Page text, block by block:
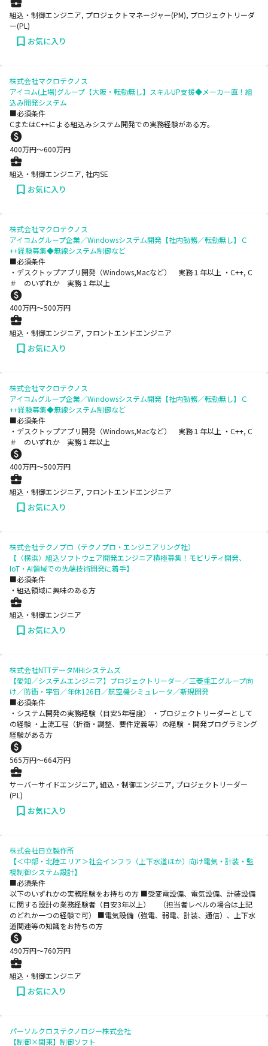
組込・制御エンジニア, プロジェクトマネージャー(PM), プロジェクトリーダ
ー(PL)
お気に入り
株式会社マクロテクノス
アイコム(上場)グループ【大阪・転勤無し】スキルUP支援◆メーカー直！組
込み開発システム
■必須条件
CまたはC++による組込みシステム開発での実務経験がある方。
400万円〜600万円
組込・制御エンジニア, 社内SE
お気に入り
株式会社マクロテクノス
アイコムグループ企業／Windowsシステム開発【社内勤務／転勤無し】Ｃ
++経験募集◆無線システム制御など
■必須条件
・デスクトップアプリ開発（Windows,Macなど） 実務１年以上 ・C++, C
＃ のいずれか 実務１年以上
400万円〜500万円
組込・制御エンジニア, フロントエンドエンジニア
お気に入り
株式会社マクロテクノス
アイコムグループ企業／Windowsシステム開発【社内勤務／転勤無し】Ｃ
++経験募集◆無線システム制御など
■必須条件
・デスクトップアプリ開発（Windows,Macなど） 実務１年以上 ・C++, C
＃ のいずれか 実務１年以上
400万円〜500万円
組込・制御エンジニア, フロントエンドエンジニア
お気に入り
株式会社テクノプロ（テクノプロ・エンジニアリング社）
【〈横浜〉組込ソフトウェア開発エンジニア積極募集！モビリティ開発、
IoT・AI領域での先端技術開発に着手】
■必須条件
・組込領域に興味のある方
組込・制御エンジニア
お気に入り
株式会社NTTデータMHIシステムズ
【愛知／システムエンジニア】プロジェクトリーダー／三菱重工グループ向
け／防衛・宇宙／年休126日／航空機シミュレータ／新規開発
■必須条件
・システム開発の実務経験（目安5年程度） ・プロジェクトリーダーとして
の経験 ・上流工程（折衝・調整、要件定義等）の経験 ・開発プログラミング
経験がある方
565万円〜664万円
サーバーサイドエンジニア, 組込・制御エンジニア, プロジェクトリーダー
(PL)
お気に入り
株式会社日立製作所
【＜中部・北陸エリア＞社会インフラ（上下水道ほか）向け電気・計装・監
視制御システム設計】
■必須条件
以下のいずれかの実務経験をお持ちの方 ■受変電設備、電気設備、計装設備
に関する設計の業務経験者（目安3年以上） （担当者レベルの場合は上記
のどれか一つの経験で可） ■電気設備（強電、弱電、計装、通信）、上下水
道関連等の知識をお持ちの方
490万円〜760万円
組込・制御エンジニア
お気に入り
パーソルクロステクノロジー株式会社
【制御×関東】制御ソフト